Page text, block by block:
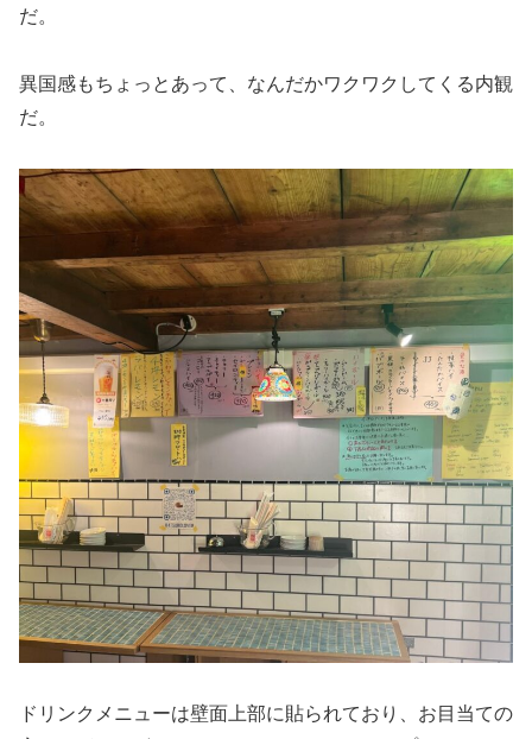
だ。
異国感もちょっとあって、なんだかワクワクしてくる内観
だ。
ドリンクメニューは壁面上部に貼られており、お目当ての